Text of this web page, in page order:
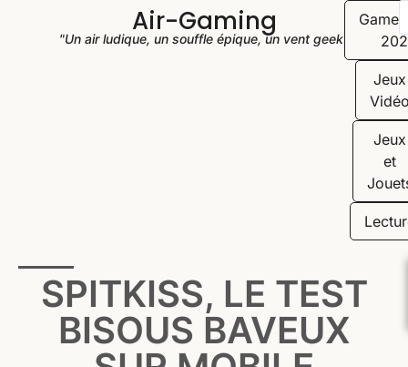
Air-Gaming
"Un air ludique, un souffle épique, un vent geek"
Jeux
Jeux
et
SPITKISS, LE TEST
BISOUS BAVEUX